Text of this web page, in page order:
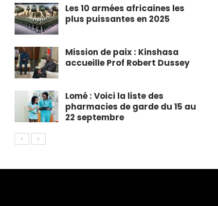
Les 10 armées africaines les
plus puissantes en 2025
Mission de paix : Kinshasa
accueille Prof Robert Dussey
Lomé : Voici la liste des
pharmacies de garde du 15 au
22 septembre